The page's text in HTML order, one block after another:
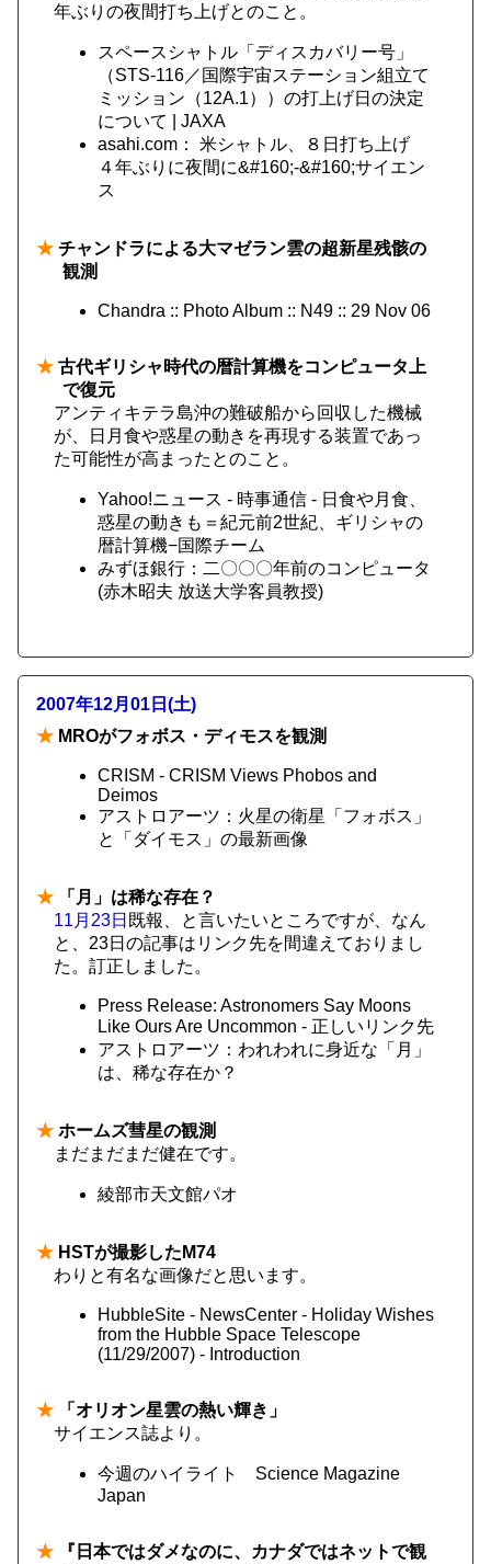
年ぶりの夜間打ち上げとのこと。
スペースシャトル「ディスカバリー号」
（STS-116／国際宇宙ステーション組立て
ミッション（12A.1））の打上げ日の決定
について | JAXA
asahi.com： 米シャトル、８日打ち上げ
４年ぶりに夜間に&#160;-&#160;サイエン
ス
★ チャンドラによる大マゼラン雲の超新星残骸の
観測
Chandra :: Photo Album :: N49 :: 29 Nov 06
★ 古代ギリシャ時代の暦計算機をコンピュータ上
で復元
アンティキテラ島沖の難破船から回収した機械
が、日月食や惑星の動きを再現する装置であっ
た可能性が高まったとのこと。
Yahoo!ニュース - 時事通信 - 日食や月食、
惑星の動きも＝紀元前2世紀、ギリシャの
暦計算機−国際チーム
みずほ銀行：二〇〇〇年前のコンピュータ
(赤木昭夫 放送大学客員教授)
2007年12月01日(土)
★ MROがフォボス・ディモスを観測
CRISM - CRISM Views Phobos and
Deimos
アストロアーツ：火星の衛星「フォボス」
と「ダイモス」の最新画像
★ 「月」は稀な存在？
11月23日 既報、と言いたいところですが、なん
と、23日の記事はリンク先を間違えておりまし
た。訂正しました。
Press Release: Astronomers Say Moons
Like Ours Are Uncommon - 正しいリンク先
アストロアーツ：われわれに身近な「月」
は、稀な存在か？
★ ホームズ彗星の観測
まだまだまだ健在です。
綾部市天文館パオ
★ HSTが撮影したM74
わりと有名な画像だと思います。
HubbleSite - NewsCenter - Holiday Wishes
from the Hubble Space Telescope
(11/29/2007) - Introduction
★ 「オリオン星雲の熱い輝き」
サイエンス誌より。
今週のハイライト Science Magazine
Japan
★ 『日本ではダメなのに、カナダではネットで観